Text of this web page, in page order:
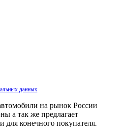
данных
на рынок России
а так же предлагает
для конечного покупателя.